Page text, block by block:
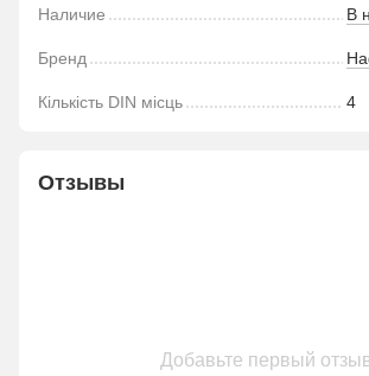
Наличие В
Бренд
Кількість DIN місць 4
Отзывы
Добавьте первый